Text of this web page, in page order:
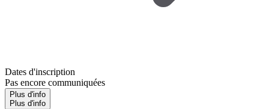
Dates d'inscription
Pas encore communiquées
Plus d'info
Plus d'info